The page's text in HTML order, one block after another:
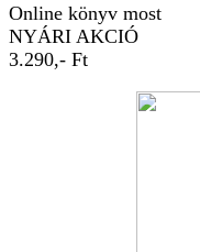
Online könyv most
NYÁRI AKCIÓ
3.290,- Ft